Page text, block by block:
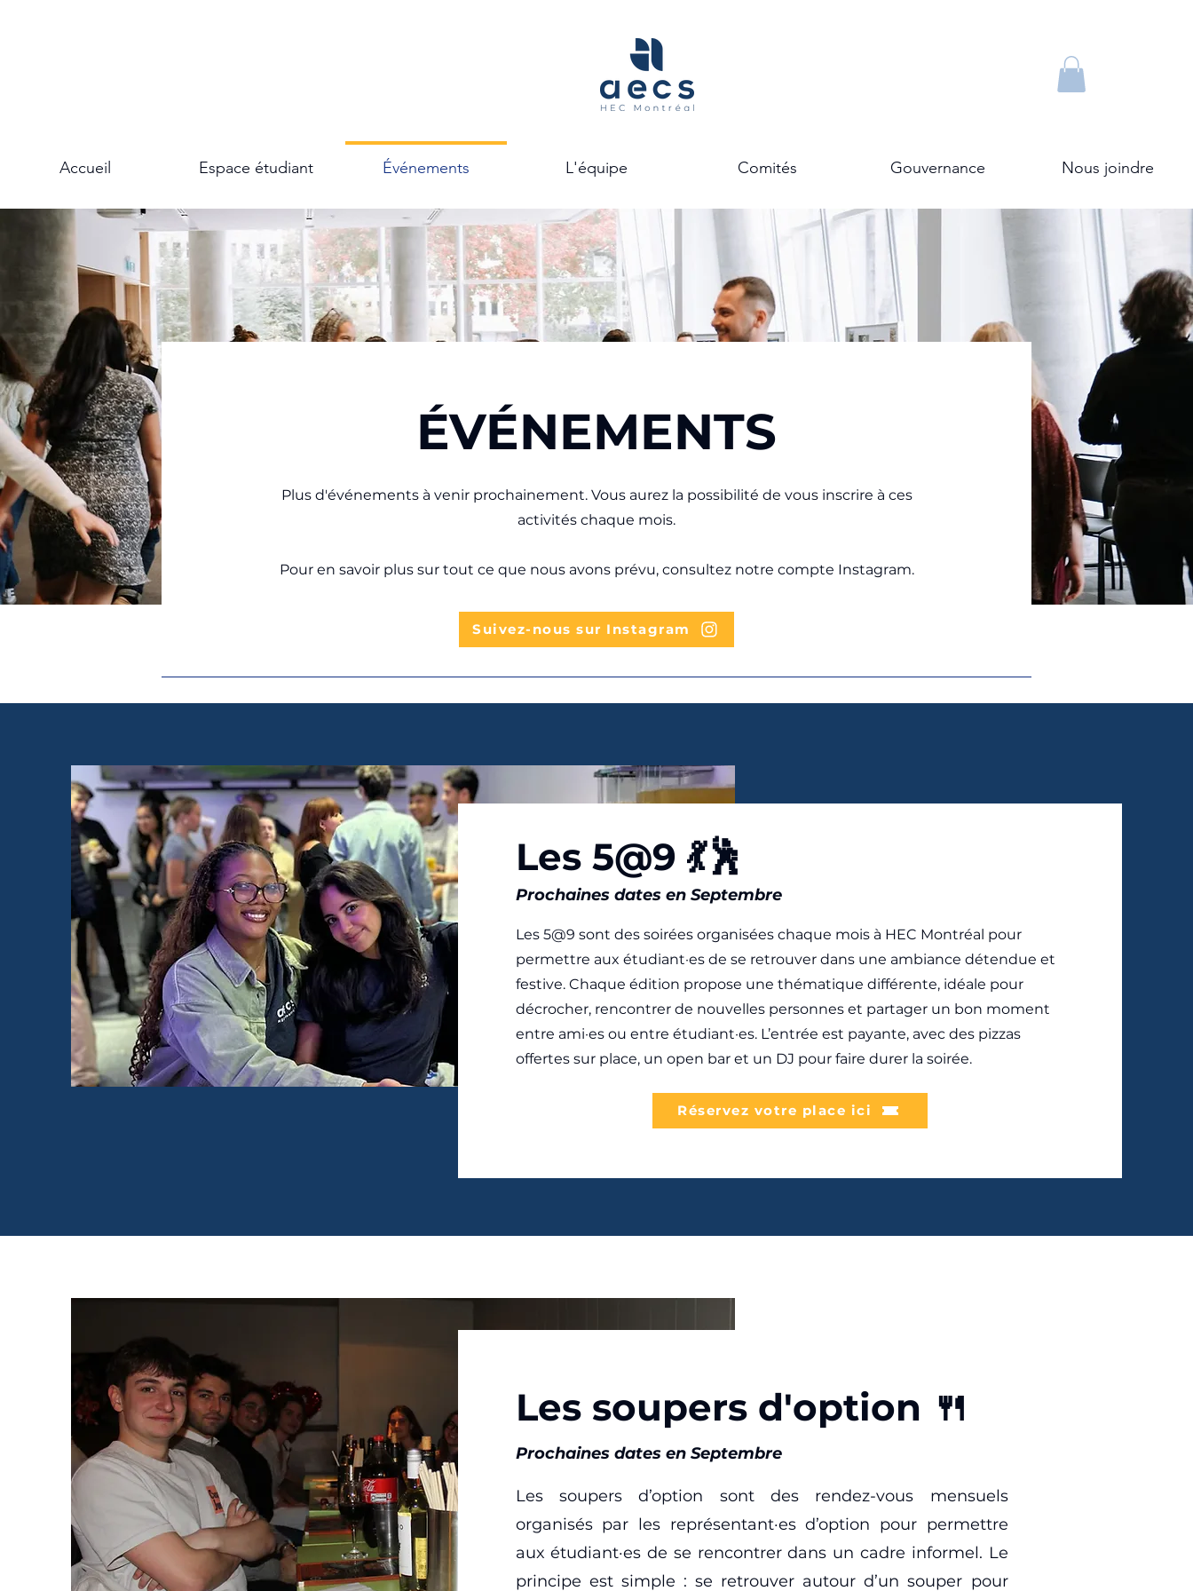
Accueil Espace étudiant Événements L'équipe Comités Gouvernance Nous joindre
ÉVÉNEMENTS
Plus d'événements à venir prochainement. Vous aurez la possibilité de vous inscrire à ces
activités chaque mois.
Pour en savoir plus sur tout ce que nous avons prévu, consultez notre compte Instagram.
Suivez-nous sur Instagram
Les 5@9 💃🕺
Prochaines dates en Septembre
Les 5@9 sont des soirées organisées chaque mois à HEC Montréal pour
permettre aux étudiant·es de se retrouver dans une ambiance détendue et
festive. Chaque édition propose une thématique différente, idéale pour
décrocher, rencontrer de nouvelles personnes et partager un bon moment
entre ami·es ou entre étudiant·es. L’entrée est payante, avec des pizzas
offertes sur place, un open bar et un DJ pour faire durer la soirée.
Réservez votre place ici
Les soupers d'option 🍴
Prochaines dates en Septembre
Les soupers d’option sont des rendez-vous mensuels
organisés par les représentant·es d’option pour permettre
aux étudiant·es de se rencontrer dans un cadre informel. Le
principe est simple : se retrouver autour d’un souper pour